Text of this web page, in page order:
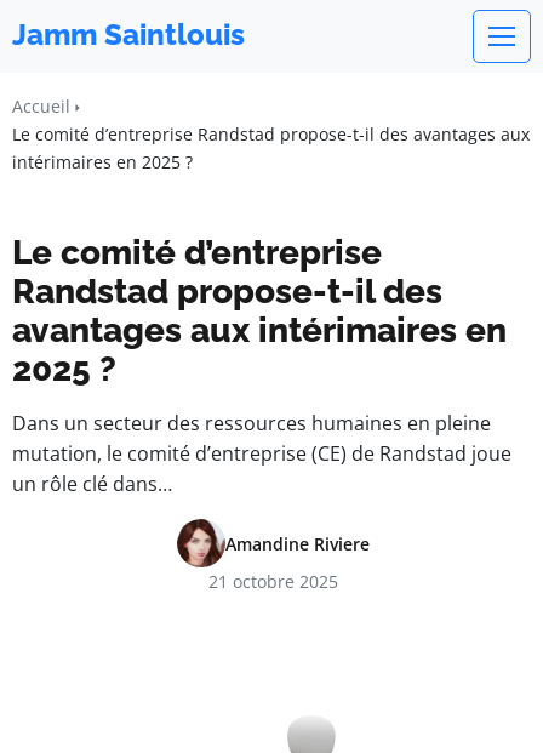
Jamm Saintlouis
Accueil
Le comité d’entreprise Randstad propose-t-il des avantages aux
intérimaires en 2025 ?
Le comité d’entreprise
Randstad propose-t-il des
avantages aux intérimaires en
2025 ?
Dans un secteur des ressources humaines en pleine
mutation, le comité d’entreprise (CE) de Randstad joue
un rôle clé dans…
Amandine Riviere
21 octobre 2025